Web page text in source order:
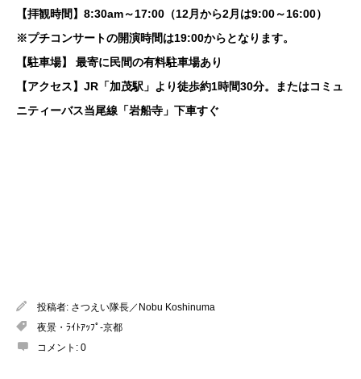
【拝観時間】8:30am～17:00（12月から2月は9:00～16:00）
※プチコンサートの開演時間は19:00からとなります。
【駐車場】 最寄に民間の有料駐車場あり
【アクセス】JR「加茂駅」より徒歩約1時間30分。またはコミュ
ニティーバス当尾線「岩船寺」下車すぐ
投稿者: さつえい隊長／Nobu Koshinuma
夜景・ﾗｲﾄｱｯﾌﾟ-京都
コメント: 0